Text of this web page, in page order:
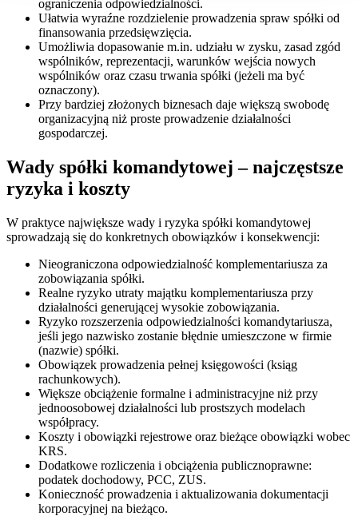
ograniczenia odpowiedzialności.
Ułatwia wyraźne rozdzielenie prowadzenia spraw spółki od
finansowania przedsięwzięcia.
Umożliwia dopasowanie m.in. udziału w zysku, zasad zgód
wspólników, reprezentacji, warunków wejścia nowych
wspólników oraz czasu trwania spółki (jeżeli ma być
oznaczony).
Przy bardziej złożonych biznesach daje większą swobodę
organizacyjną niż proste prowadzenie działalności
gospodarczej.
Wady spółki komandytowej – najczęstsze
ryzyka i koszty
W praktyce największe wady i ryzyka spółki komandytowej
sprowadzają się do konkretnych obowiązków i konsekwencji:
Nieograniczona odpowiedzialność komplementariusza za
zobowiązania spółki.
Realne ryzyko utraty majątku komplementariusza przy
działalności generującej wysokie zobowiązania.
Ryzyko rozszerzenia odpowiedzialności komandytariusza,
jeśli jego nazwisko zostanie błędnie umieszczone w firmie
(nazwie) spółki.
Obowiązek prowadzenia pełnej księgowości (ksiąg
rachunkowych).
Większe obciążenie formalne i administracyjne niż przy
jednoosobowej działalności lub prostszych modelach
współpracy.
Koszty i obowiązki rejestrowe oraz bieżące obowiązki wobec
KRS.
Dodatkowe rozliczenia i obciążenia publicznoprawne:
podatek dochodowy, PCC, ZUS.
Konieczność prowadzenia i aktualizowania dokumentacji
korporacyjnej na bieżąco.